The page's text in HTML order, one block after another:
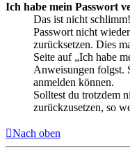
Ich habe mein Passwort
Das ist nicht
Passwort nicht
zurücksetzen. Dies
Seite auf „Ich habe
Anweisungen folgst.
anmelden können.
Solltest du trotzdem
zurückzusetzen, so
Nach oben